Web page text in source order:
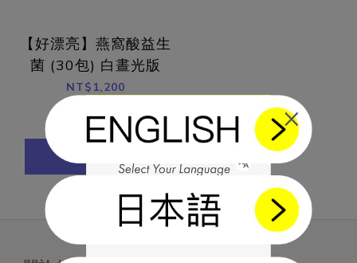
【好漂亮】燕窩酸益生
菌 (30包) 白晝光版
NT$1,200
×